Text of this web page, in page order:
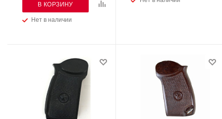
Нет в наличии
В КОРЗИНУ